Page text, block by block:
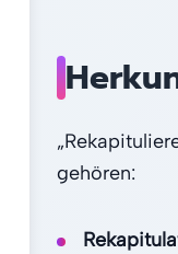
gehören: